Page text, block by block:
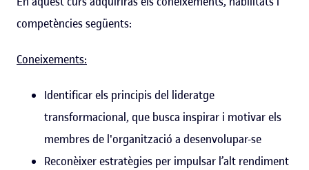
competències següents:
Coneixements:
Identificar els principis del lideratge
transformacional, que busca inspirar i motivar els
membres de l'organització a desenvolupar-se
Reconèixer estratègies per impulsar l’alt rendiment